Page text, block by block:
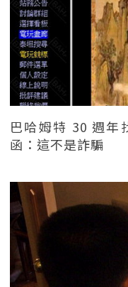
巴哈姆特 30 週年
函：這不是詐騙